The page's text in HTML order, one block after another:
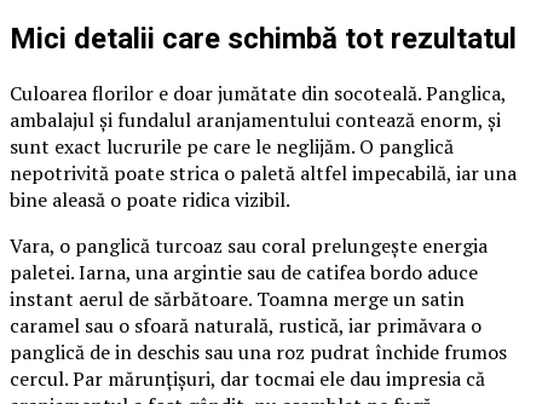
Mici detalii care schimbă tot rezultatul
Culoarea florilor e doar jumătate din socoteală. Panglica,
ambalajul și fundalul aranjamentului contează enorm, și
sunt exact lucrurile pe care le neglijăm. O panglică
nepotrivită poate strica o paletă altfel impecabilă, iar una
bine aleasă o poate ridica vizibil.
Vara, o panglică turcoaz sau coral prelungește energia
paletei. Iarna, una argintie sau de catifea bordo aduce
instant aerul de sărbătoare. Toamna merge un satin
caramel sau o sfoară naturală, rustică, iar primăvara o
panglică de in deschis sau una roz pudrat închide frumos
cercul. Par mărunțișuri, dar tocmai ele dau impresia că